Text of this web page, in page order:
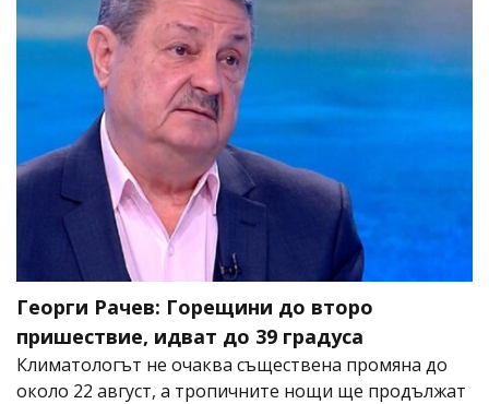
Георги Рачев: Горещини до второ
пришествие, идват до 39 градуса
Климатологът не очаква съществена промяна до
около 22 август, а тропичните нощи ще продължат